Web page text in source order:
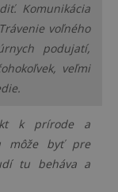
Komunikácia
voľného
podujatí,
veľmi
k prírode a
môže byť pre
tu beháva a